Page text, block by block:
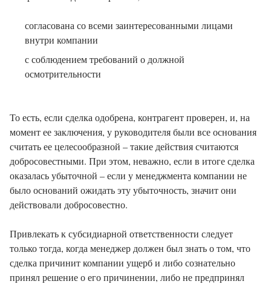
согласована со всеми заинтересованными лицами
внутри компании
с соблюдением требований о должной
осмотрительности
То есть, если сделка одобрена, контрагент проверен, и, на
момент ее заключения, у руководителя были все основания
считать ее целесообразной – такие действия считаются
добросовестными. При этом, неважно, если в итоге сделка
оказалась убыточной – если у менеджмента компании не
было оснований ожидать эту убыточность, значит они
действовали добросовестно.
Привлекать к субсидиарной ответственности следует
только тогда, когда менеджер должен был знать о том, что
сделка причинит компании ущерб и либо сознательно
принял решение о его причинении, либо не предпринял